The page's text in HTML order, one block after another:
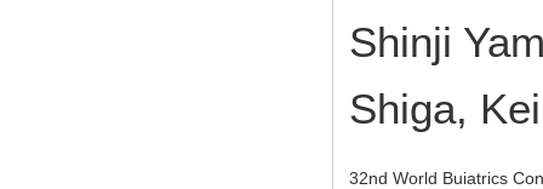
Shinji
Shiga,
32nd World Buiatrics